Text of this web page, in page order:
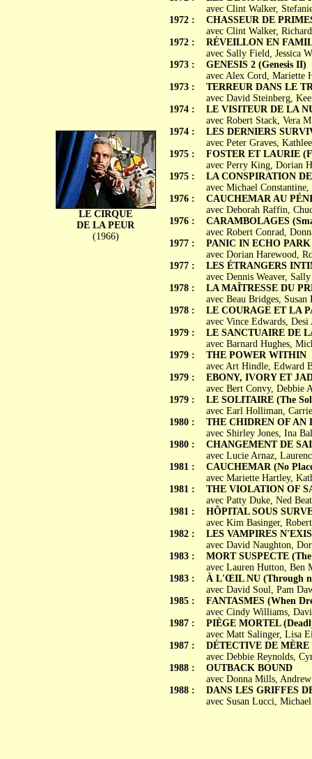
LE CIRQUE
DE LA PEUR
(1966)
1972 :
1972 :
1973 :
1973 :
1974 :
1974 :
1975 :
1975 :
1976 :
1976 :
1977 :
1977 :
1978 :
1978 :
1979 :
1979 :
1979 :
1979 :
1980 :
1980 :
1981 :
1981 :
1981 :
1982 :
1983 :
1983 :
1985 :
1987 :
1987 :
1988 :
1988 :
avec Clint Walker,
CHASSEUR DE
avec Clint Walker,
RÉVEILLON EN
avec Sally Field, Jessica
GENESIS 2 (Genesis II)
avec Alex Cord, Mariette
TERREUR DANS LE
avec David Steinberg,
LE VISITEUR DE LA
avec Robert Stack, Vera
LES DERNIERS
avec Peter Graves,
FOSTER ET LAURIE
avec Perry King, Dorian
LA CONSPIRATION
avec Michael
CAUCHEMAR AU
avec Deborah Raffin,
CARAMBOLAGES
avec Robert Conrad,
PANIC IN ECHO PARK
avec Dorian Harewood,
LES ÉTRANGERS
avec Dennis Weaver,
LA MAÎTRESSE DU
avec Beau Bridges,
LE COURAGE ET LA
avec Vince Edwards,
LE SANCTUAIRE DE
avec Barnard Hughes,
THE POWER WITHIN
avec Art Hindle, Edward
EBONY, IVORY ET
avec Bert Convy, Debbie
LE SOLITAIRE (The
avec Earl Holliman,
THE CHIDREN OF AN
avec Shirley Jones, Ina
CHANGEMENT DE
avec Lucie Arnaz,
CAUCHEMAR (No
avec Mariette Hartley,
THE VIOLATION OF
avec Patty Duke, Ned
HÔPITAL SOUS
avec Kim Basinger,
LES VAMPIRES
avec David Naughton,
MORT SUSPECTE
avec Lauren Hutton, Ben
À L'ŒIL NU (Through
avec David Soul, Pam
FANTASMES (When
avec Cindy Williams,
PIÈGE MORTEL
avec Matt Salinger, Lisa
DÉTECTIVE DE
avec Debbie Reynolds,
OUTBACK BOUND
avec Donna Mills,
DANS LES GRIFFES
avec Susan Lucci,